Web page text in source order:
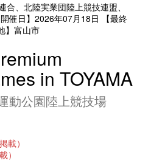
合、北陸実業団陸上競技連盟、
開催日】2026年07月18日
【最終
】富山市
in TOYAMA
動公園陸上競技場
載）
）